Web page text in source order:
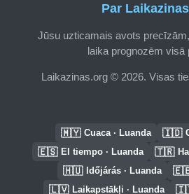
Par
Jūsu uzticamais avots
laika prognozēm visā
Laikazinas.org © 2026. Visas
🇲🇾 Cuaca · Luanda 🇮🇩
🇪🇸 El tiempo · Luanda 🇹🇷
🇭🇺 Időjárás · Luanda
🇱🇻 Laikapstākļi · Luanda